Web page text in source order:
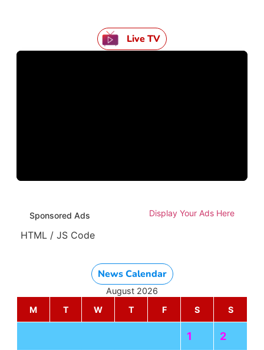
Live TV
Sponsored Ads Display Your Ads Here
HTML / JS Code
News Calendar
August 2026
M
T W T F S S
1 2